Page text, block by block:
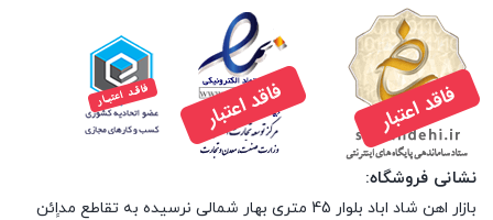
نشانی فروشگاه:
بازار اهن شاد اباد بلوار 45 متری بهار شمالی نرسیده به تقاطع مداِِئن